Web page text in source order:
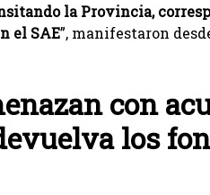
la Provincia,
el SAE”, manifestaron
con
los